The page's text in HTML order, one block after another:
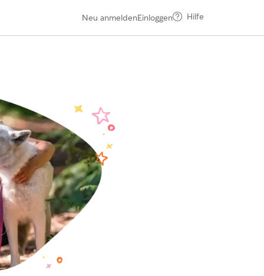
Neu anmeldenEinloggen Hilfe